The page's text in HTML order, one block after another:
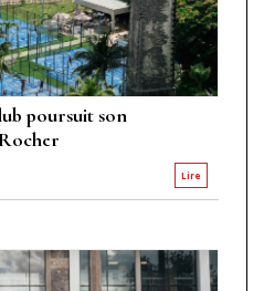
poursuit son
Lire